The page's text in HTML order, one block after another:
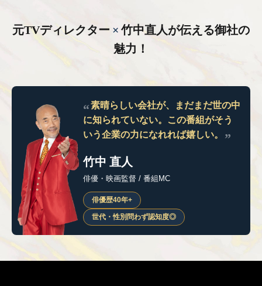
元TVディレクター × 竹中直人が伝える御社の
魅力！
素晴らしい会社が、まだまだ世の中
に知られていない。
この番組がそう
いう企業の力になれれば嬉しい。
竹中 直人
俳優・映画監督 / 番組MC
俳優歴40年+
世代・性別問わず認知度◎